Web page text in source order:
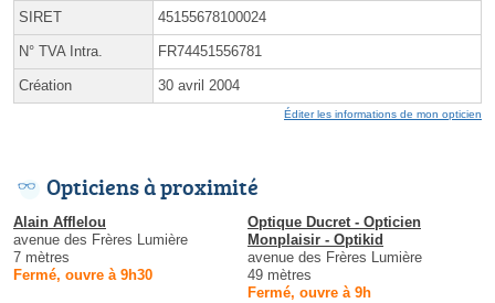
SIRET 45155678100024
N° TVA Intra. FR74451556781
Création 30 avril 2004
Éditer les informations de mon opticien
Opticiens à proximité
Alain Afflelou
avenue des Frères Lumière
7 mètres
Fermé, ouvre à 9h30
Optique Ducret - Opticien
Monplaisir - Optikid
avenue des Frères Lumière
49 mètres
Fermé, ouvre à 9h